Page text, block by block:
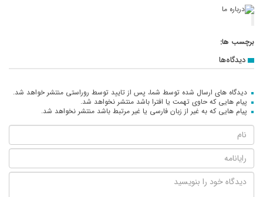
برچسب ها:
دیدگاه‌ها
دیدگاه های ارسال شده توسط شما، پس از تایید توسط روراستی منتشر خواهد شد.
پیام هایی که حاوی تهمت یا افترا باشد منتشر نخواهد شد.
پیام هایی که به غیر از زبان فارسی یا غیر مرتبط باشد منتشر نخواهد شد.